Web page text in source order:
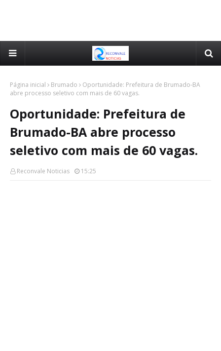
Página inicial Brumado
Oportunidade: Prefeitura de Brumado-BA
abre processo seletivo com mais de 60 vagas.
Oportunidade: Prefeitura de
Brumado-BA abre processo
seletivo com mais de 60 vagas.
Reconvale Noticias 15:25